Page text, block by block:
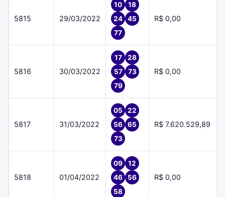
5815 29/03/2022
10
18
24
45
77
R$ 0,00
5816 30/03/2022
17
28
57
73
79
R$ 0,00
5817 31/03/2022
05
22
56
65
73
R$ 7.620.529,89
5818 01/04/2022
09
12
46
56
58
R$ 0,00